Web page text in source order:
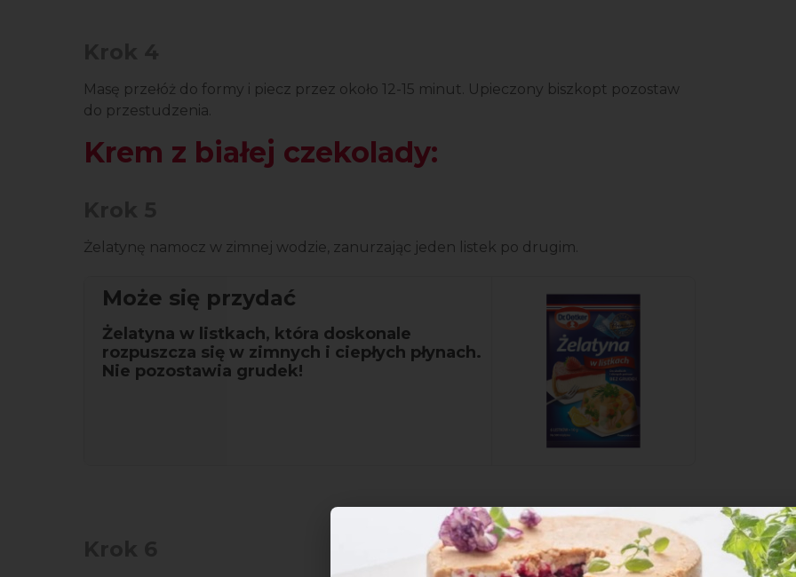
Masę przełóż do formy i piecz przez około 12-15 minut. Upieczony biszkopt pozostaw
do przestudzenia.
Krem z białej czekolady:
Żelatynę namocz w zimnej wodzie, zanurzając jeden listek po drugim.
Może się przydać
Żelatyna w listkach, która doskonale
rozpuszcza się w zimnych i ciepłych płynach.
Nie pozostawia grudek!